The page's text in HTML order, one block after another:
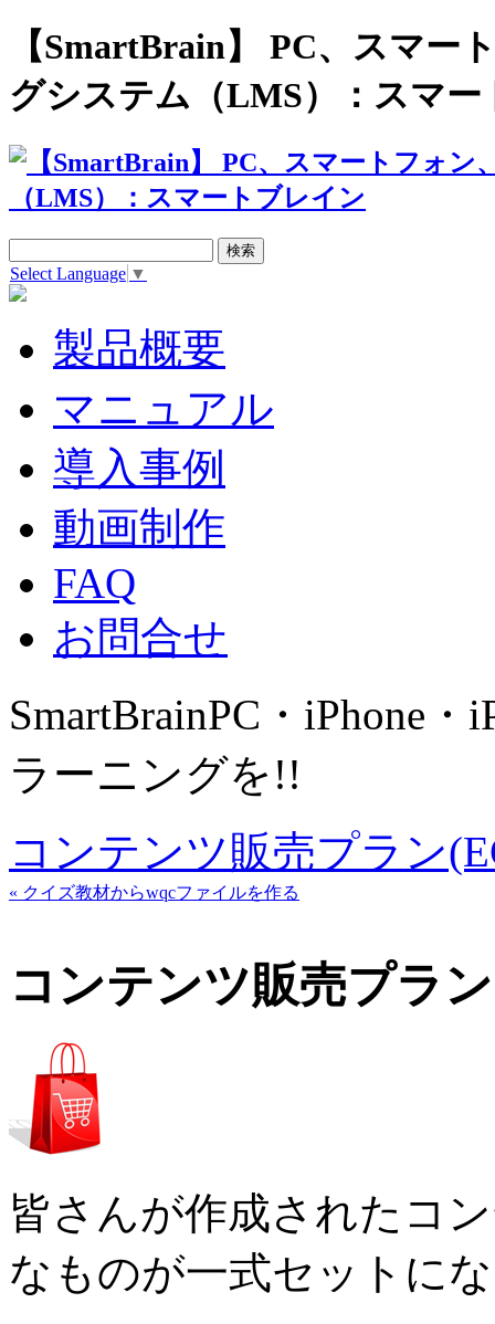
【SmartBrain】 PC、スマー
グシステム（LMS）：スマー
Select Language ▼
製品概要
マニュアル
導入事例
動画制作
FAQ
お問合せ
SmartBrainPC・iPhone・
ラーニングを!!
コンテンツ販売プラン
« クイズ教材からwqcファイルを作る
コンテンツ販売プラ
皆さんが作成されたコ
なものが一式セットに